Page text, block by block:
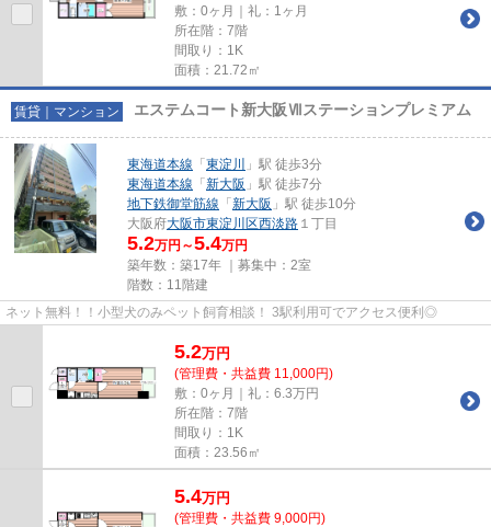
敷：0ヶ月｜礼：1ヶ月
所在階：7階
間取り：1K
面積：21.72㎡
賃貸｜マンション エステムコート新大阪Ⅶステーションプレミアム
東海道本線 「 東淀川
」駅 徒歩3分
東海道本線 「 新大阪 」駅 徒歩7分
地下鉄御堂筋線 「 新大阪 」駅 徒歩10分
大阪府大阪市東淀川区西淡路 １丁目
5.2万円～5.4万円
築年数：築17年 ｜募集中： 2室
階数：11階建
ネット無料！！小型犬のみペット飼育相談！ 3駅利用可でアクセス便利◎
5.2万円
(管理費・共益費 11,000円)
敷：0ヶ月｜礼：6.3万円
所在階：7階
間取り：1K
面積：23.56㎡
5.4万円
(管理費・共益費 9,000円)